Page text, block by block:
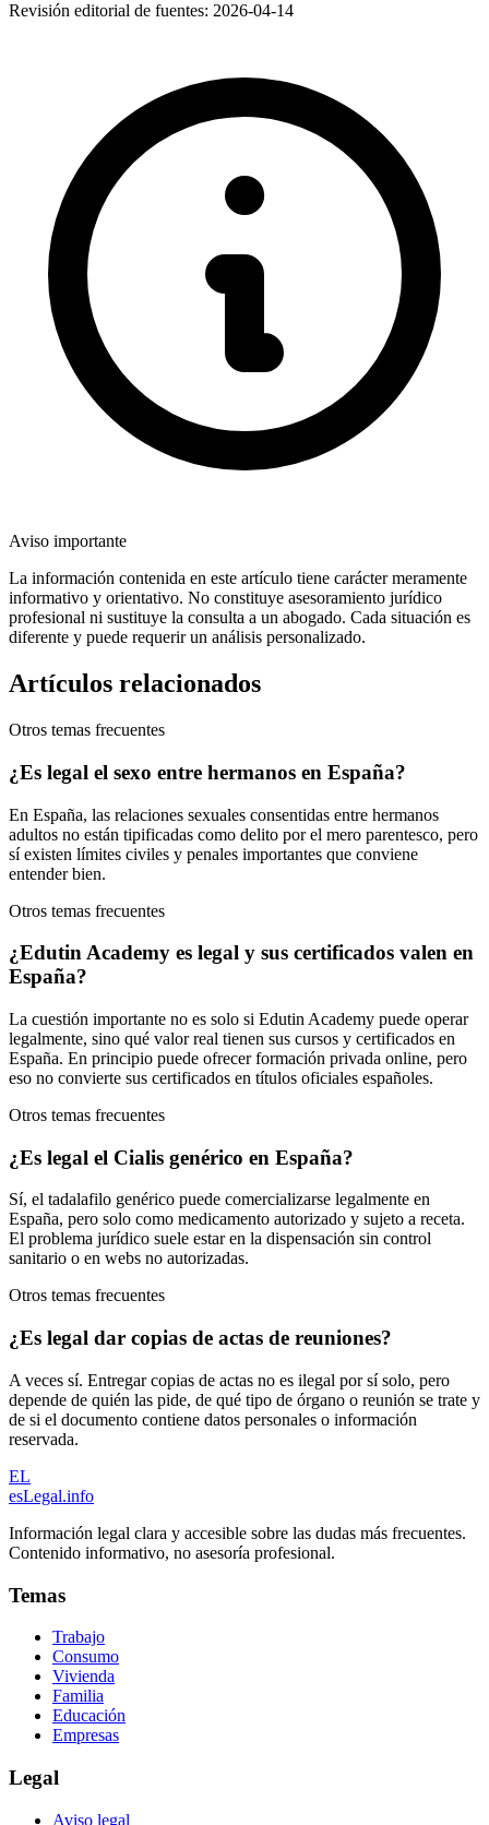
Revisión editorial de fuentes: 2026-04-14
Aviso importante
La información contenida en este artículo tiene carácter meramente
informativo y orientativo. No constituye asesoramiento jurídico
profesional ni sustituye la consulta a un abogado. Cada situación es
diferente y puede requerir un análisis personalizado.
Artículos relacionados
Otros temas frecuentes
¿Es legal el sexo entre hermanos en España?
En España, las relaciones sexuales consentidas entre hermanos
adultos no están tipificadas como delito por el mero parentesco, pero
sí existen límites civiles y penales importantes que conviene
entender bien.
Otros temas frecuentes
¿Edutin Academy es legal y sus certificados valen en
España?
La cuestión importante no es solo si Edutin Academy puede operar
legalmente, sino qué valor real tienen sus cursos y certificados en
España. En principio puede ofrecer formación privada online, pero
eso no convierte sus certificados en títulos oficiales españoles.
Otros temas frecuentes
¿Es legal el Cialis genérico en España?
Sí, el tadalafilo genérico puede comercializarse legalmente en
España, pero solo como medicamento autorizado y sujeto a receta.
El problema jurídico suele estar en la dispensación sin control
sanitario o en webs no autorizadas.
Otros temas frecuentes
¿Es legal dar copias de actas de reuniones?
A veces sí. Entregar copias de actas no es ilegal por sí solo, pero
depende de quién las pide, de qué tipo de órgano o reunión se trate y
de si el documento contiene datos personales o información
reservada.
EL
esLegal.info
Información legal clara y accesible sobre las dudas más frecuentes.
Contenido informativo, no asesoría profesional.
Temas
Trabajo
Consumo
Vivienda
Familia
Educación
Empresas
Legal
Aviso legal